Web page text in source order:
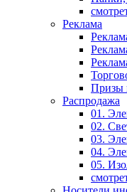
Реклама
Призы
Распродажа
01.
02.
03.
04.
05.